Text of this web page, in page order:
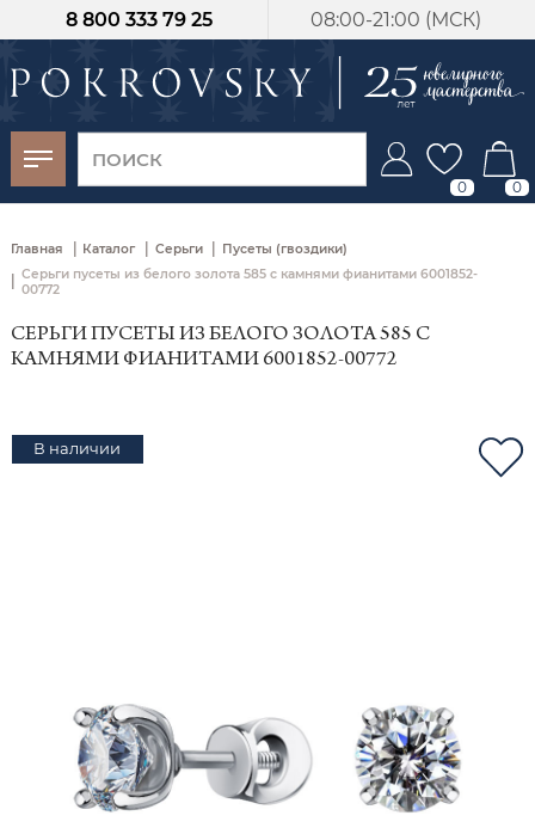
08:00-21:00 (МСК)
8 800 333 79 25
0 0
Главная | Каталог | Серьги | Пусеты (гвоздики)
Серьги пусеты из белого золота 585 с камнями фианитами 6001852-
00772
СЕРЬГИ ПУСЕТЫ ИЗ БЕЛОГО ЗОЛОТА 585 С
КАМНЯМИ ФИАНИТАМИ 6001852-00772
В наличии
-30%
от 15 дней с
момента оплаты